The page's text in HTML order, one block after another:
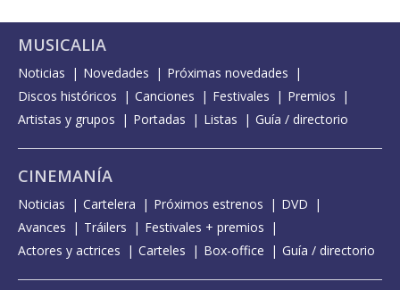
MUSICALIA
Noticias Novedades
Próximas novedades
Discos históricos
Canciones Festivales
Premios
Artistas y grupos
Portadas Listas Guía / directorio
CINEMANÍA
Noticias Cartelera Próximos estrenos
DVD
Avances
Tráilers
Festivales + premios
Actores y actrices
Carteles Box-office Guía / directorio